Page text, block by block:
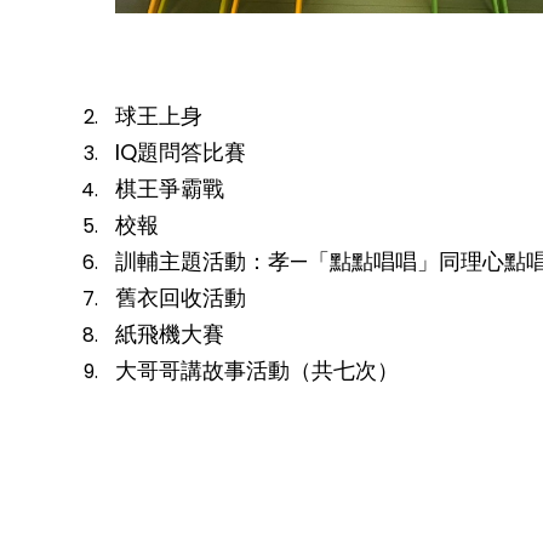
球王上身
IQ題問答比賽
棋王爭霸戰
校報
訓輔主題活動：孝—「點點唱唱」同理心點
舊衣回收活動
紙飛機大賽
大哥哥講故事活動（共七次）